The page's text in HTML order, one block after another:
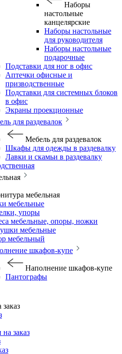
Наборы
настольные
канцелярские
Наборы настольные
для руководителя
Наборы настольные
подарочные
Подставки для ног в офис
Аптечки офисные и
призводственные
Подставки для системных блоков
в офис
Экраны проекционные
для раздевалок
Мебель для раздевалок
Шкафы для одежды в раздевалку
Лавки и скамьи в раздевалку
мебельная
мебельные
упоры
мебельные, опоры, ножки
мебельные
мебельный
шкафов-купе
Наполнение шкафов-купе
Пантографы
заказ